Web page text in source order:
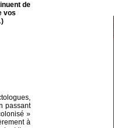
de
vos
passant
»
à